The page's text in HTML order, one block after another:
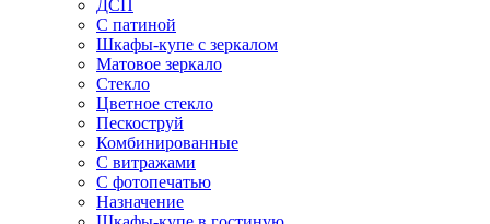
ДСП
С патиной
Шкафы-купе с зеркалом
Матовое зеркало
Стекло
Цветное стекло
Пескоструй
Комбинированные
С витражами
С фотопечатью
Назначение